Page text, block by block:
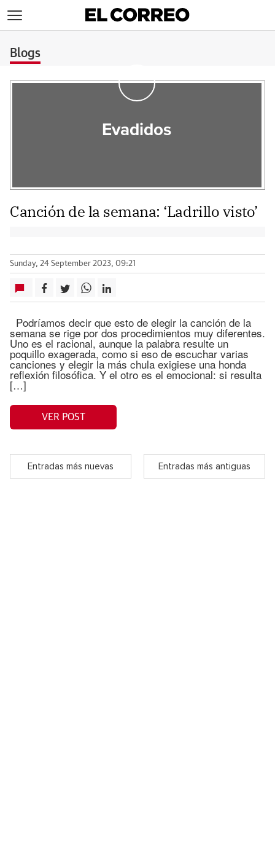
Blogs
Evadidos
Canción de la semana: ‘Ladrillo visto’
Sunday, 24 September 2023, 09:21
Podríamos decir que esto de elegir la canción de la
semana se rige por dos procedimientos muy diferentes.
Uno es el racional, aunque la palabra resulte un
poquillo exagerada, como si eso de escuchar varias
canciones y elegir la más chula exigiese una honda
reflexión filosófica. Y el otro es el emocional: si resulta
[…]
VER POST
Entradas más nuevas Entradas más antiguas